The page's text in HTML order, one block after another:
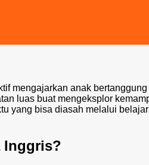
mengajarkan anak
luas buat mengeksplor
yang bisa diasah melalui belajar
Inggris?